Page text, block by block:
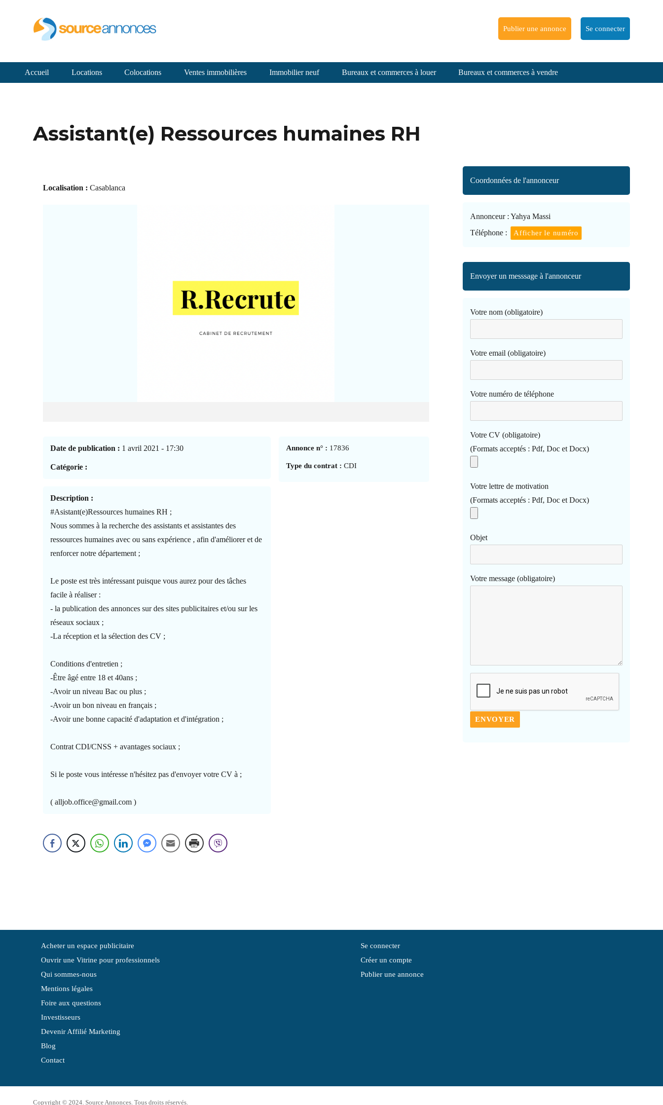
Publier une annonce Se connecter
Accueil Locations Colocations Ventes immobilières Immobilier neuf Bureaux et commerces à louer Bureaux et commerces à vendre
Assistant(e) Ressources humaines RH
Localisation : Casablanca
Date de publication : 1 avril 2021 - 17:30
Catégorie :
Description :
#Asistant(e)Ressources humaines RH ;
Nous sommes à la recherche des assistants et assistantes des
ressources humaines avec ou sans expérience , afin d'améliorer et de
renforcer notre département ;
Le poste est très intéressant puisque vous aurez pour des tâches
facile à réaliser :
- la publication des annonces sur des sites publicitaires et/ou sur les
réseaux sociaux ;
-La réception et la sélection des CV ;
Conditions d'entretien ;
-Être âgé entre 18 et 40ans ;
-Avoir un niveau Bac ou plus ;
-Avoir un bon niveau en français ;
-Avoir une bonne capacité d'adaptation et d'intégration ;
Contrat CDI/CNSS + avantages sociaux ;
Si le poste vous intéresse n'hésitez pas d'envoyer votre CV à ;
( alljob.office@gmail.com )
Annonce n° : 17836
Type du contrat : CDI
Coordonnées de l'annonceur
Annonceur : Yahya Massi
Téléphone :
Afficher le numéro
Envoyer un messsage à l'annonceur
Votre nom (obligatoire)
Votre email (obligatoire)
Votre numéro de téléphone
Votre CV (obligatoire)
(Formats acceptés : Pdf, Doc et Docx)
Votre lettre de motivation
(Formats acceptés : Pdf, Doc et Docx)
Objet
Votre message (obligatoire)
Acheter un espace publicitaire
Ouvrir une Vitrine pour professionnels
Qui sommes-nous
Mentions légales
Foire aux questions
Investisseurs
Devenir Affilié Marketing
Blog
Contact
Se connecter
Créer un compte
Publier une annonce
Copyright © 2024. Source Annonces. Tous droits réservés.